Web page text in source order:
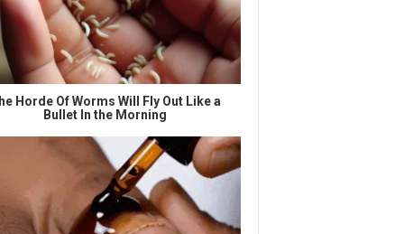
Horde Of Worms Will Fly Out Like a
Bullet In the Morning